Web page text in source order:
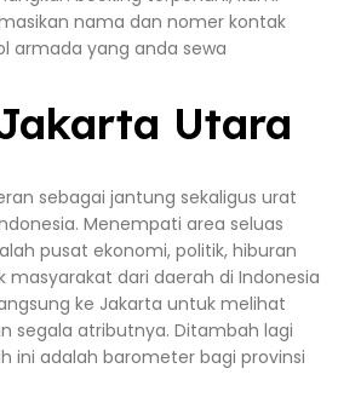
nama dan nomer kontak
armada yang anda sewa
Utara
sebagai jantung sekaligus urat
Menempati area seluas
pusat ekonomi, politik, hiburan
masyarakat dari daerah di Indonesia
ke Jakarta untuk melihat
segala atributnya. Ditambah lagi
ini adalah barometer bagi provinsi